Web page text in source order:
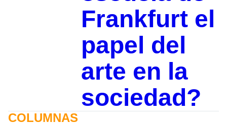
Frankfurt el
papel del
arte en la
sociedad?
COLUMNAS